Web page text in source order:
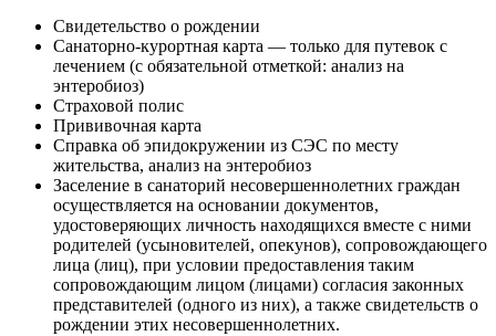
Свидетельство о рождении
Санаторно-курортная карта — только для путевок с
лечением (с обязательной отметкой: анализ на
энтеробиоз)
Страховой полис
Прививочная карта
Справка об эпидокружении из СЭС по месту
жительства, анализ на энтеробиоз
Заселение в санаторий несовершеннолетних граждан
осуществляется на основании документов,
удостоверяющих личность находящихся вместе с ними
родителей (усыновителей, опекунов), сопровождающего
лица (лиц), при условии предоставления таким
сопровождающим лицом (лицами) согласия законных
представителей (одного из них), а также свидетельств о
рождении этих несовершеннолетних.